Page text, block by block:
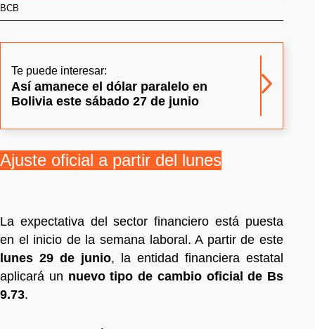
BCB
Te puede interesar:
Así amanece el dólar paralelo en
Bolivia este sábado 27 de junio
Ajuste oficial a partir del lunes
La expectativa del sector financiero está puesta
en el inicio de la semana laboral. A partir de este
lunes 29 de junio, la entidad financiera estatal
aplicará un nuevo tipo de cambio oficial de Bs
9.73.